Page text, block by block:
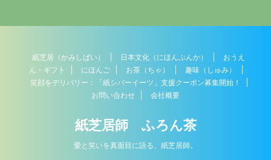
紙芝居（かみしばい） 日本文化（にほんぶんか）
おうえ
ん・ギフト
にほんご お茶（ちゃ）
趣味（しゅみ）
笑顔をデリバリー：「紙シバーイーツ」支援クーポン募集開始！
お問い合わせ
会社概要
紙芝居師 ふろん茶
愛と笑いを真面目に語る、紙芝居師。